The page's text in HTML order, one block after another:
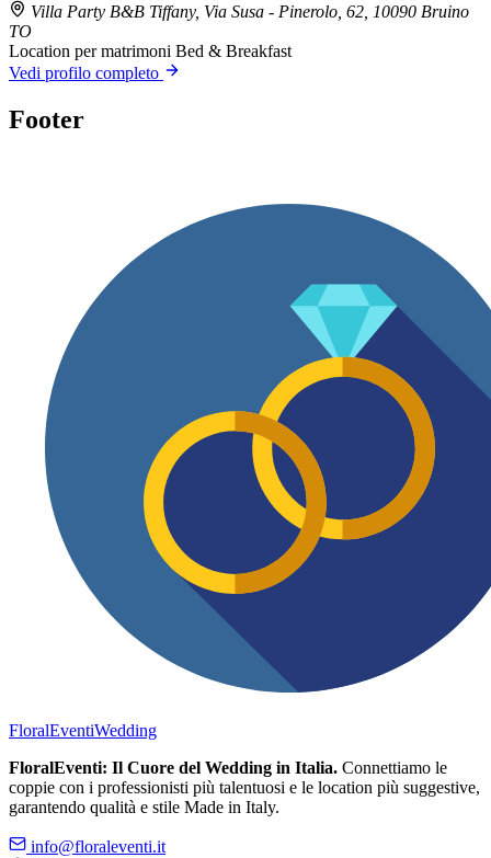
Villa Party B&B Tiffany, Via Susa - Pinerolo, 62, 10090 Bruino
TO
Location per matrimoni Bed & Breakfast
Vedi profilo completo
Footer
FloralEventiWedding
FloralEventi: Il Cuore del Wedding in Italia. Connettiamo le
coppie con i professionisti più talentuosi e le location più suggestive,
garantendo qualità e stile Made in Italy.
info@floraleventi.it